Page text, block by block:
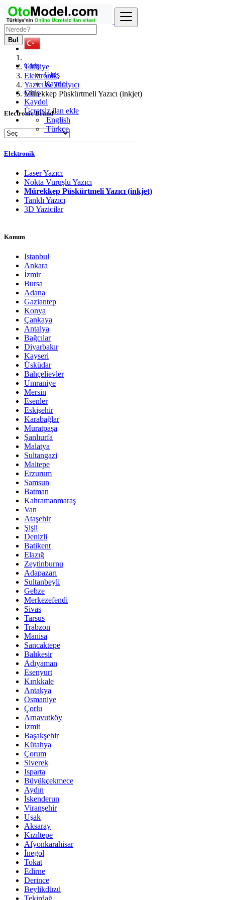
Giriş
Giriş
Kaydol
Giriş
Kaydol
Ücretsiz ilan ekle
English
Türkçe
Bul
Türkiye
Elektronik
Yazıcı & Tarayıcı
Mürekkep Püskürtmeli Yazıcı (inkjet)
Electronic Brand
Elektronik
Laser Yazıcı
Nokta Vuruşlu Yazıcı
Mürekkep Püskürtmeli Yazıcı (inkjet)
Tanklı Yazıcı
3D Yazicilar
Konum
Istanbul
Ankara
İzmir
Bursa
Adana
Gaziantep
Konya
Çankaya
Antalya
Bağcılar
Diyarbakır
Kayseri
Üsküdar
Bahçelievler
Umraniye
Mersin
Esenler
Eskişehir
Karabağlar
Muratpaşa
Şanlıurfa
Malatya
Sultangazi
Maltepe
Erzurum
Samsun
Batman
Kahramanmaraş
Van
Ataşehir
Şişli
Denizli
Batikent
Elazığ
Zeytinburnu
Adapazarı
Sultanbeyli
Gebze
Merkezefendi
Sivas
Tarsus
Trabzon
Manisa
Sancaktepe
Balıkesir
Adıyaman
Esenyurt
Kırıkkale
Antakya
Osmaniye
Çorlu
Arnavutköy
İzmit
Başakşehir
Kütahya
Çorum
Siverek
Isparta
Büyükçekmece
Aydın
İskenderun
Viranşehir
Uşak
Aksaray
Kızıltepe
Afyonkarahisar
İnegol
Tokat
Edirne
Derince
Beylikdüzü
Tekirdağ